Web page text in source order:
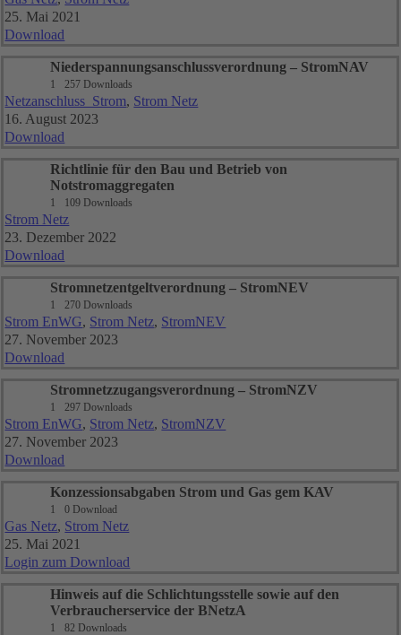
25. Mai 2021
Download
Niederspannungsanschlussverordnung – StromNAV
1 257 Downloads
Netzanschluss_Strom, Strom Netz
16. August 2023
Download
Richtlinie für den Bau und Betrieb von
Notstromaggregaten
1 109 Downloads
Strom Netz
23. Dezember 2022
Download
Stromnetzentgeltverordnung – StromNEV
1 270 Downloads
Strom EnWG, Strom Netz, StromNEV
27. November 2023
Download
Stromnetzzugangsverordnung – StromNZV
1 297 Downloads
Strom EnWG, Strom Netz, StromNZV
27. November 2023
Download
Konzessionsabgaben Strom und Gas gem KAV
1 0 Download
Gas Netz, Strom Netz
25. Mai 2021
Login zum Download
Hinweis auf die Schlichtungsstelle sowie auf den
Verbraucherservice der BNetzA
1 82 Downloads